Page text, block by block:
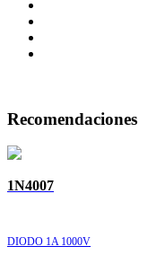
Recomendaciones
1N4007
DIODO 1A 1000V